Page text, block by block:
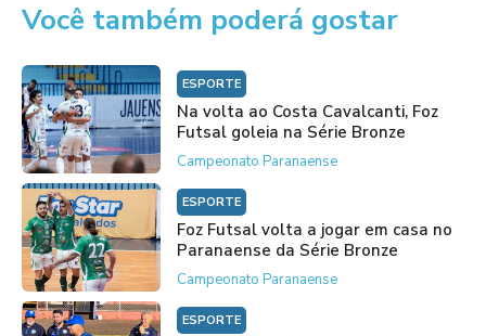
Você também poderá gostar
ESPORTE
Na volta ao Costa Cavalcanti, Foz
Futsal goleia na Série Bronze
Campeonato Paranaense
ESPORTE
Foz Futsal volta a jogar em casa no
Paranaense da Série Bronze
Campeonato Paranaense
ESPORTE